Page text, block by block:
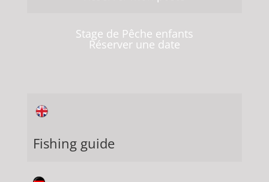
Stage de Pêche enfants
Réserver une date
Fishing guide